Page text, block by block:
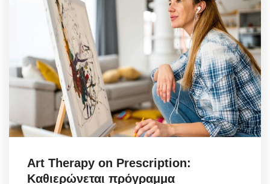
Art Therapy on Prescription:
Καθιερώνεται πρόγραμμα